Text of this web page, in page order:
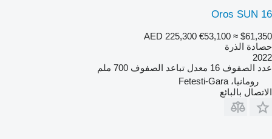
Oros SUN 16
AED 225,300 €53,100 ≈ $61,350
حصادة الذرة
2022
عدد الصفوف 16 معدل تباعد الصفوف 700 ملم
رومانيا، Fetesti-Gara
الاتصال بالبائع